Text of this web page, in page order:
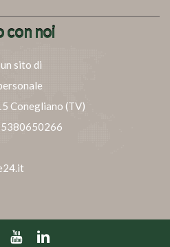
noi
sito di
Conegliano (TV)